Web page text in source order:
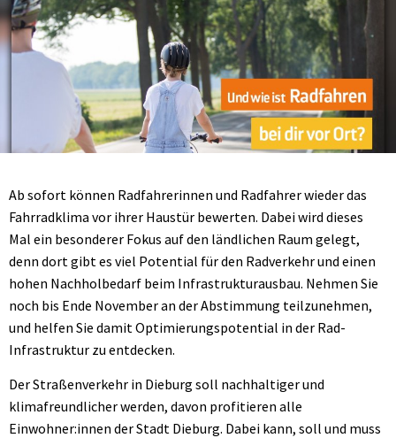
Ab sofort können Radfahrerinnen und Radfahrer wieder das
Fahrradklima vor ihrer Haustür bewerten. Dabei wird dieses
Mal ein besonderer Fokus auf den ländlichen Raum gelegt,
denn dort gibt es viel Potential für den Radverkehr und einen
hohen Nachholbedarf beim Infrastrukturausbau. Nehmen Sie
noch bis Ende November an der Abstimmung teilzunehmen,
und helfen Sie damit Optimierungspotential in der Rad-
Infrastruktur zu entdecken.
Der Straßenverkehr in Dieburg soll nachhaltiger und
klimafreundlicher werden, davon profitieren alle
Einwohner:innen der Stadt Dieburg. Dabei kann, soll und muss